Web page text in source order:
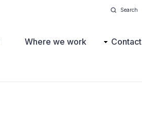
Search
Where we work Contact